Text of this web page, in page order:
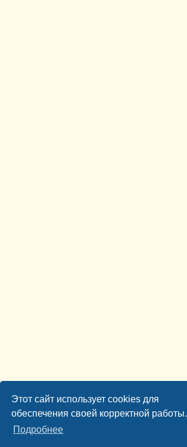
Этот сайт использует cookies для
обеспечения своей корректной работы.
Подробнее